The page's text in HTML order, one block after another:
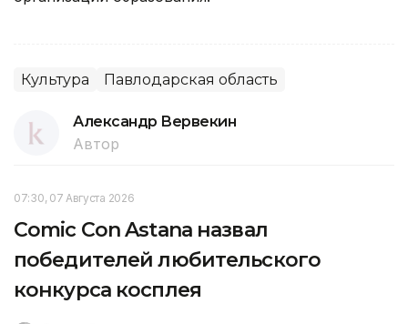
Культура Павлодарская область
Александр Вервекин
Автор
07:30, 07 Августа 2026
Comic Con Astana назвал
победителей любительского
конкурса косплея